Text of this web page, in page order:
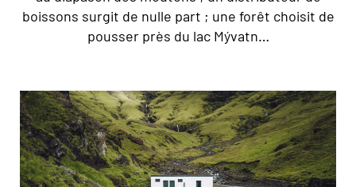
boissons surgit de nulle part ; une forêt choisit de
pousser près du lac Mývatn…
La piscine Laugafellslaug, au milieu de nulle part dans le
centre de l'Islande. © Karsten Winegeart/Unsplash